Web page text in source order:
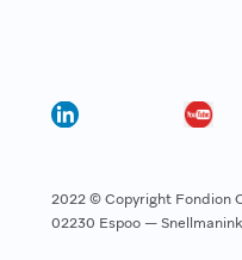
2022 © Copyright Fondion
02230 Espoo —